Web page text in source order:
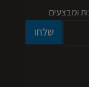
ומבצעים.
שלחו